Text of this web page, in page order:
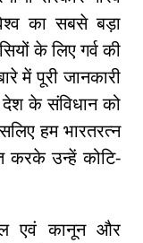
का सबसे बड़ा
के लिए गर्व की
में पूरी जानकारी
देश के संविधान को
हम भारतरत्न
करके उन्हें कोटि-
एवं कानून और